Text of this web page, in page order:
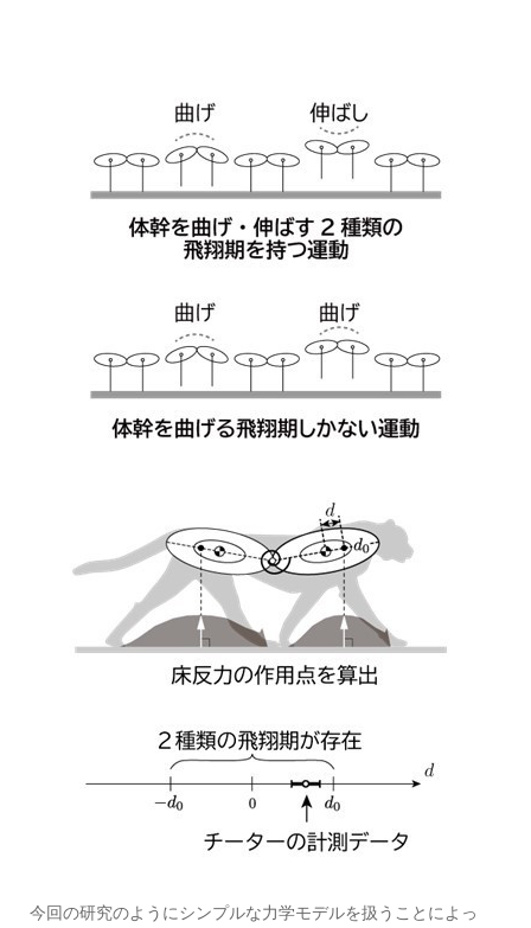
今回の研究のようにシンプルな力学モデルを扱うことによっ